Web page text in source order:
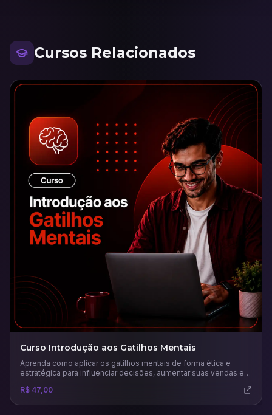
Cursos Relacionados
Curso Introdução aos Gatilhos Mentais
Aprenda como aplicar os gatilhos mentais de forma ética e
estratégica para influenciar decisões, aumentar suas vendas e
R$ 47,00